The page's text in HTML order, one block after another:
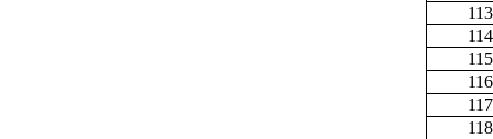
113
114
115
116
117
118